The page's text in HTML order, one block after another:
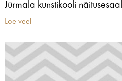
Jūrmala kunstikooli näitusesaal
Loe veel